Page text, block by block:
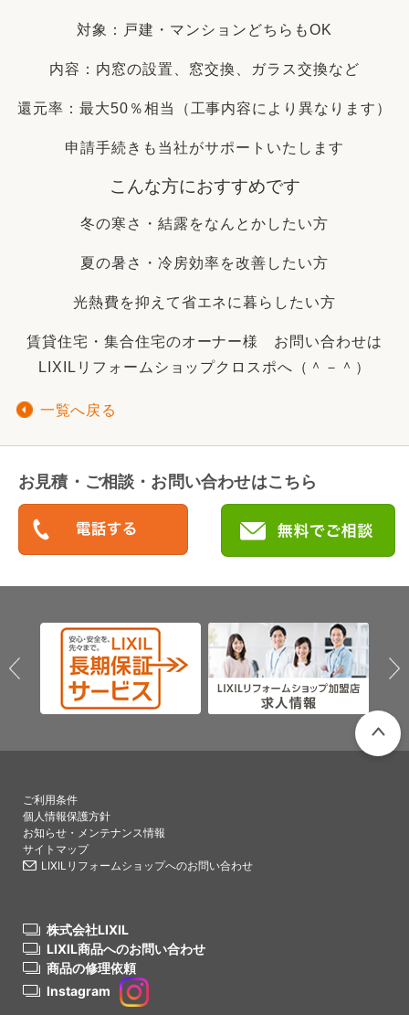
対象：戸建・マンションどちらもOK
内容：内窓の設置、窓交換、ガラス交換など
還元率：最大50％相当（工事内容により異なります）
申請手続きも当社がサポートいたします
こんな方におすすめです
冬の寒さ・結露をなんとかしたい方
夏の暑さ・冷房効率を改善したい方
光熱費を抑えて省エネに暮らしたい方
賃貸住宅・集合住宅のオーナー様 お問い合わせは
LIXILリフォームショップクロスポへ（＾－＾）
一覧へ戻る
お見積・ご相談・お問い合わせはこちら
ご利用条件
個人情報保護方針
お知らせ・メンテナンス情報
サイトマップ
LIXILリフォームショップへのお問い合わせ
株式会社LIXIL
LIXIL商品へのお問い合わせ
商品の修理依頼
Instagram